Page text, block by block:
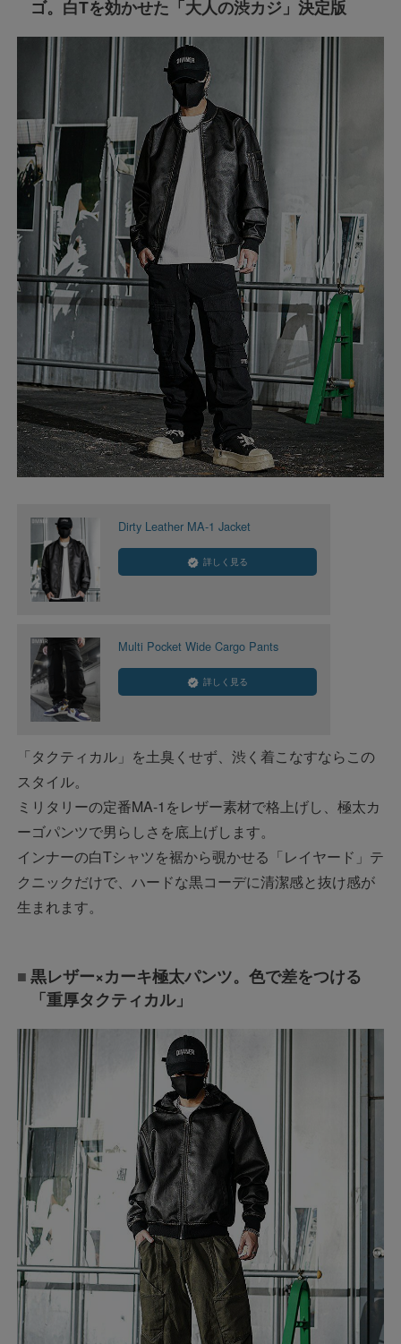
ゴ。白Tを効かせた「大人の渋カジ」決定版
Dirty Leather MA-1 Jacket
詳しく見る
Multi Pocket Wide Cargo Pants
詳しく見る
「タクティカル」を土臭くせず、渋く着こなすならこの
スタイル。
ミリタリーの定番MA-1をレザー素材で格上げし、極太カ
ーゴパンツで男らしさを底上げします。
インナーの白Tシャツを裾から覗かせる「レイヤード」テ
クニックだけで、ハードな黒コーデに清潔感と抜け感が
生まれます。
黒レザー×カーキ極太パンツ。色で差をつける
「重厚タクティカル」